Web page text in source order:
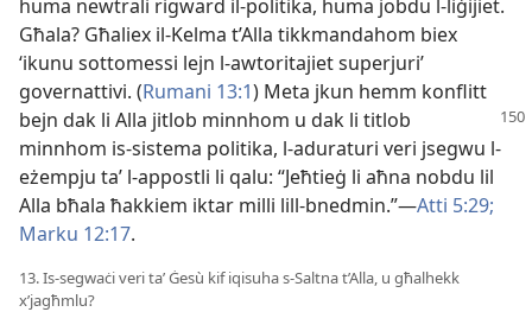
huma newtrali rigward il-politika, huma jobdu l-liġijiet.
Għala? Għaliex il-Kelma t’Alla tikkmandahom biex
‘ikunu sottomessi lejn l-awtoritajiet superjuri’
governattivi. (Rumani 13:1) Meta jkun hemm konflitt
bejn dak li Alla jitlob minnhom u dak li titlob
minnhom is-sistema politika, l-aduraturi veri jsegwu l-
eżempju taʼ l-appostli li qalu: “Jeħtieġ li aħna nobdu lil
Alla bħala ħakkiem iktar milli lill-bnedmin.”—Atti 5:29;
Marku 12:17.
13. Is-segwaċi veri taʼ Ġesù kif iqisuha s-Saltna t’Alla, u għalhekk
x’jagħmlu?